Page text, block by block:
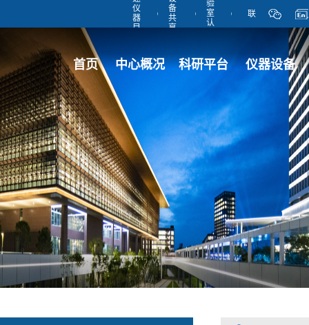
仪
器
目
备
共
享
平
台
验
室
认
联
我
首页 中心概况 科研平台 仪器设备